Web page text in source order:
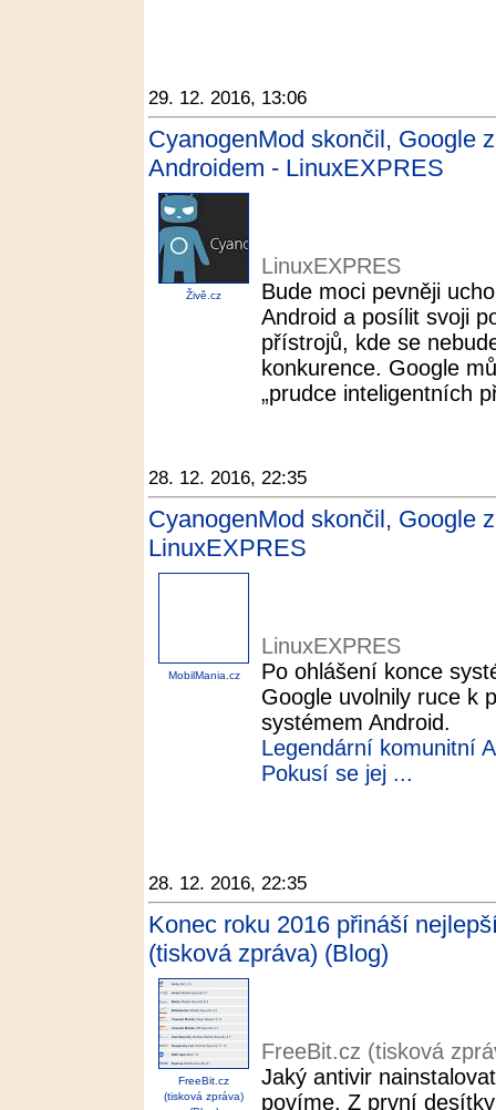
29. 12. 2016, 13:06
CyanogenMod skončil, Google
Androidem - LinuxEXPRES
Živě.cz
LinuxEXPRES
Bude moci pevněji
Android a posílit svoji
přístrojů, kde se
konkurence. Google
„prudce inteligentních
28. 12. 2016, 22:35
CyanogenMod skončil, Google
LinuxEXPRES
MobilMania.cz
LinuxEXPRES
Po ohlášení konce
Google uvolnily ruce k
systémem Android.
Legendární komunitní
Pokusí se jej ...
28. 12. 2016, 22:35
Konec roku 2016 přináší
(tisková zpráva) (Blog)
FreeBit.cz
(tisková zpráva)
FreeBit.cz (tisková
Jaký antivir
povíme. Z první